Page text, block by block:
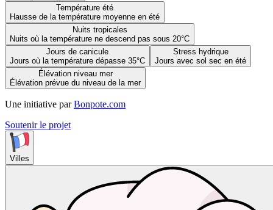
Température été
Hausse de la température moyenne en été
Nuits tropicales
Nuits où la température ne descend pas sous 20°C
Jours de canicule
Jours où la température dépasse 35°C
Stress hydrique
Jours avec sol sec en été
Élévation niveau mer
Élévation prévue du niveau de la mer
Une initiative par Bonpote.com
Soutenir le projet
Villes